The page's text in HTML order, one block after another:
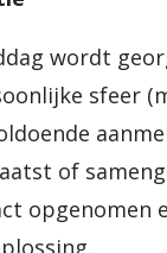
wordt
sfeer
of
opgenomen